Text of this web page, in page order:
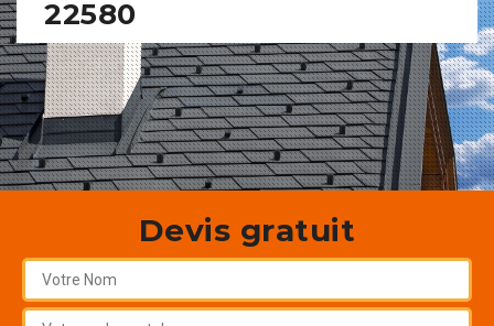
22580
Devis gratuit